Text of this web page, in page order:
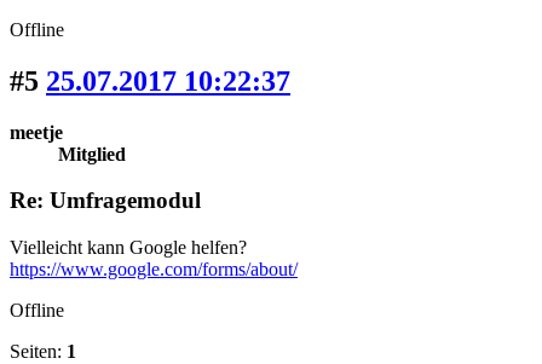
Offline
#5 25.07.2017 10:22:37
meetje
Mitglied
Re: Umfragemodul
Vielleicht kann Google helfen?
https://www.google.com/forms/about/
Offline
Seiten: 1